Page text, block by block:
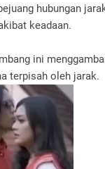
hubungan
keadaan.
ini
terpisah oleh jarak.